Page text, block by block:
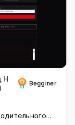
Н
Begginer